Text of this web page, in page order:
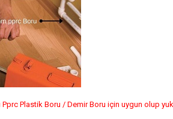
Plastik Boru / Demir Boru için uygun olup